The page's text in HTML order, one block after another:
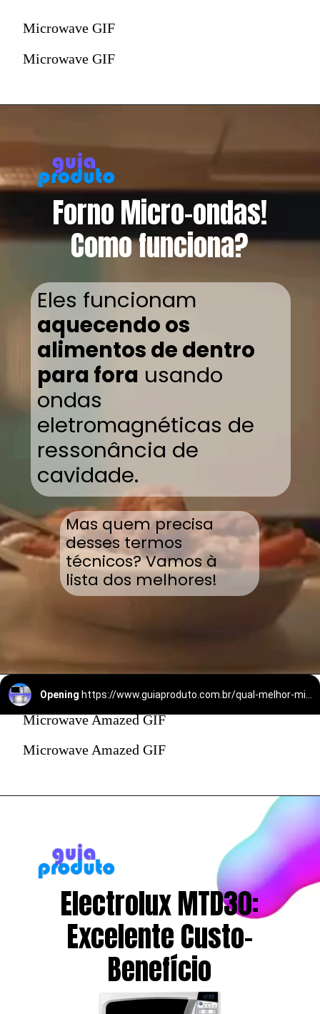
Microwave GIF
Microwave GIF
Forno Micro-ondas!
Como funciona?
Eles funcionam
aquecendo os
alimentos de dentro
para fora usando
ondas
eletromagnéticas de
ressonância de
cavidade.
Mas quem precisa
desses termos
técnicos? Vamos à
lista dos melhores!
Opening
Microwave Amazed GIF
Microwave Amazed GIF
Electrolux MTD30:
Excelente Custo-
Benefício